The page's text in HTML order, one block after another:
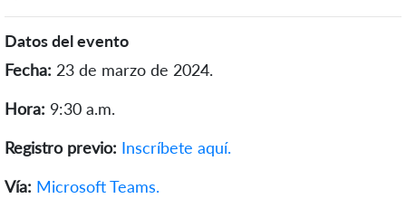
Datos del evento
Fecha: 23 de marzo de 2024.
Hora: 9:30 a.m.
Registro previo: Inscríbete aquí.
Vía: Microsoft Teams.